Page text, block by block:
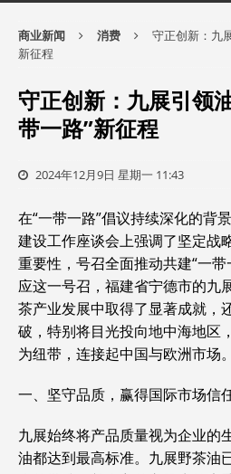
商业新闻 消费
守正创新：九
新征程
守正创新：九展引领
带一路”新征程
2024年12月9日 星期一 11:43
在“一带一路”倡议持续深化的背
建设工作座谈会上强调了坚定战
重要性，号召全面推动共建“一
应这一号召，福建省宁德市的九
茶产业发展中取得了显著成就，
破，特别将目光投向地中海地区
为纽带，连接起中国与欧洲市场。
一、坚守品质，赢得国际市场信
九展始终将产品质量视为企业的
油都达到最高标准。九展野茶油